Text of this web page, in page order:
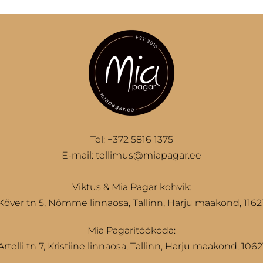
Tel: +372 5816 1375
E-mail: tellimus@miapagar.ee
Viktus & Mia Pagar kohvik:
tn 5, Nõmme linnaosa, Tallinn, Harju maakond,
Mia Pagaritöökoda:
tn 7, Kristiine linnaosa, Tallinn, Harju maakond,